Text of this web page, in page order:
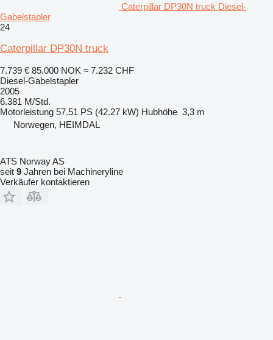
Caterpillar DP30N truck Diesel-
Gabelstapler
24
Caterpillar DP30N truck
7.739 € 85.000 NOK ≈ 7.232 CHF
Diesel-Gabelstapler
2005
6.381 M/Std.
Motorleistung 57.51 PS (42.27 kW) Hubhöhe 3,3 m
Norwegen, HEIMDAL
ATS Norway AS
seit 9 Jahren bei Machineryline
Verkäufer kontaktieren